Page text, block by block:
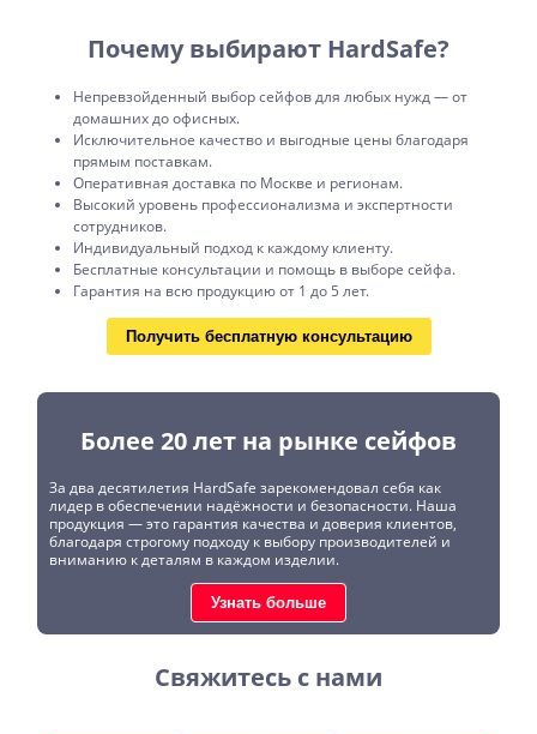
Почему выбирают HardSafe?
Непревзойденный выбор сейфов для любых нужд — от
домашних до офисных.
Исключительное качество и выгодные цены благодаря
прямым поставкам.
Оперативная доставка по Москве и регионам.
Высокий уровень профессионализма и экспертности
сотрудников.
Индивидуальный подход к каждому клиенту.
Бесплатные консультации и помощь в выборе сейфа.
Гарантия на всю продукцию от 1 до 5 лет.
Получить бесплатную консультацию
Более 20 лет на рынке сейфов
За два десятилетия HardSafe зарекомендовал себя как
лидер в обеспечении надёжности и безопасности. Наша
продукция — это гарантия качества и доверия клиентов,
благодаря строгому подходу к выбору производителей и
вниманию к деталям в каждом изделии.
Узнать больше
Свяжитесь с нами